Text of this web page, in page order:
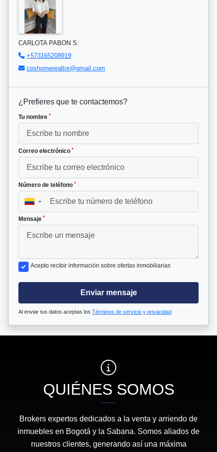
CARLOTA PABON S.
+573165208919
cpshomerealtor@gmail.com
¿Prefieres que te contactemos?
Tu nombre *
Correo electrónico *
Número de teléfono *
▼
Mensaje *
Acepto recibir información sobre ofertas inmobiliarias
Enviar mensaje
Al enviar tus datos aceptas los Términos de servicio y privacidad
QUIÉNES SOMOS
Brokers expertos dedicados a la venta y arriendo de
inmuebles en Bogotá y la Sabana. Somos aliados de
nuestros clientes, generando así una máxima